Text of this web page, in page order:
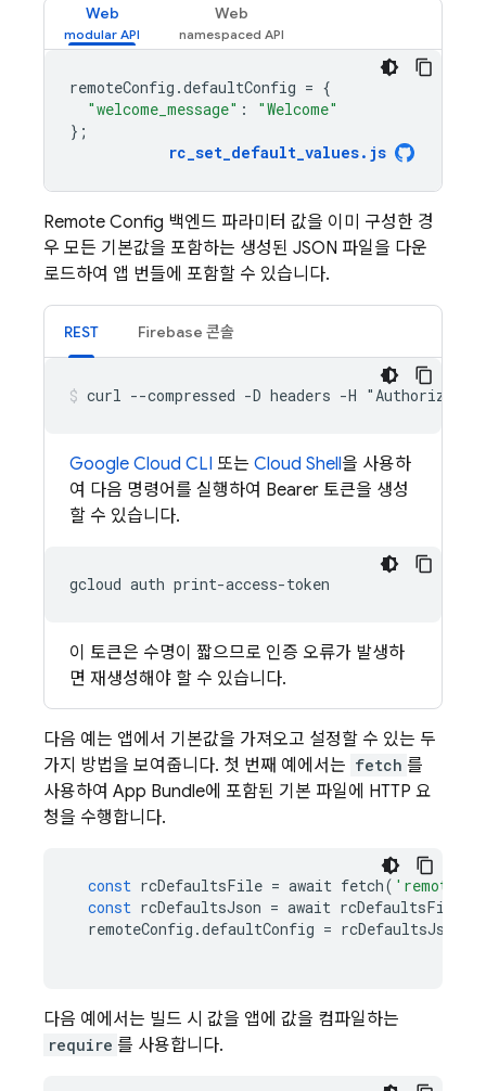
Web Web
remoteConfig .defaultConfig = {
"welcome_message" :
"Welcome"
};
rc_set_default_values. js
Remote Config 백엔드 파라미터 값을 이미 구성한 경
우 모든 기본값을 포함하는 생성된 JSON 파일을 다운
로드하여 앱 번들에 포함할 수 있습니다.
REST Firebase 콘솔
curl --compressed -D headers -H
Google Cloud CLI 또는 Cloud Shell을 사용하
여 다음 명령어를 실행하여 Bearer 토큰을 생성
할 수 있습니다.
gcloud auth
이 토큰은 수명이 짧으므로 인증 오류가 발생하
면 재생성해야 할 수 있습니다.
다음 예는 앱에서 기본값을 가져오고 설정할 수 있는 두
가지 방법을 보여줍니다. 첫 번째 예에서는 fetch 를
사용하여 App Bundle에 포함된 기본 파일에 HTTP 요
청을 수행합니다.
const rcDefaultsFile = await fetch(
const rcDefaultsJson = await rcDefaultsFile
remoteConfig .defaultConfig = rcDefaultsJson
다음 예에서는 빌드 시 값을 앱에 값을 컴파일하는
require 를 사용합니다.